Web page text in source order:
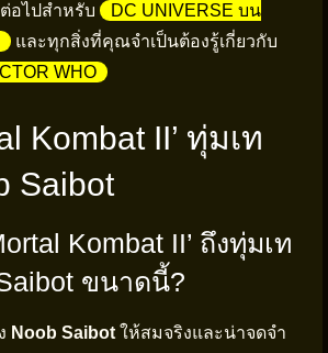
อไปสำหรับ
DC UNIVERSE บน
และทุกสิ่งที่คุณจำเป็นต้องรู้เกี่ยวกับ
WHO
Kombat II’ ทุ่มเท
Saibot
Kombat II’ ถึงทุ่มเท
ขนาดนี้?
Noob Saibot ให้สมจริงและน่าจดจำ